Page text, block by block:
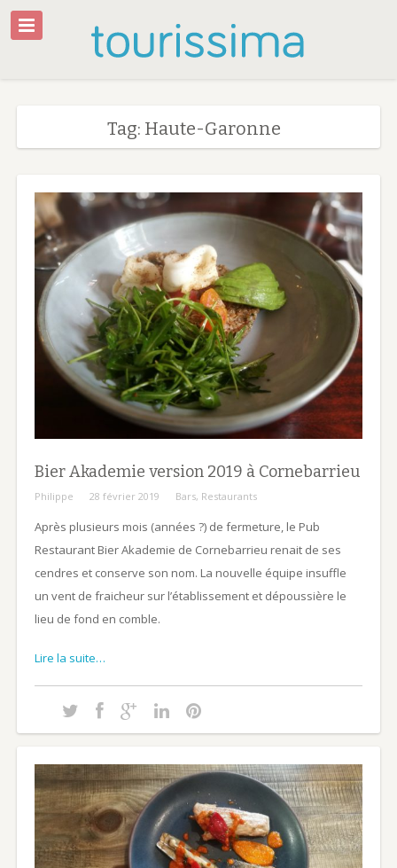
Tag: Haute-Garonne
Bier Akademie version 2019 à Cornebarrieu
Philippe 28 février 2019 Bars, Restaurants
Après plusieurs mois (années ?) de fermeture, le Pub
Restaurant Bier Akademie de Cornebarrieu renait de ses
cendres et conserve son nom. La nouvelle équipe insuffle
un vent de fraicheur sur l’établissement et dépoussière le
lieu de fond en comble.
Lire la suite…